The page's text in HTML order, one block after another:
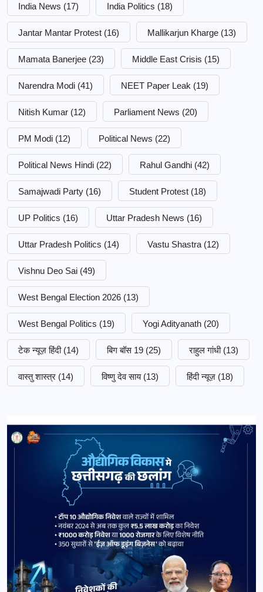
India News (17) India Politics (18)
Jantar Mantar Protest (16) Mallikarjun Kharge (13)
Mamata Banerjee (23) Middle East Crisis (15)
Narendra Modi (41) NEET Paper Leak (19)
Nitish Kumar (12) Parliament News (20)
PM Modi (12) Political News (22)
Political News Hindi (22) Rahul Gandhi (42)
Samajwadi Party (16) Student Protest (18)
UP Politics (16) Uttar Pradesh News (16)
Uttar Pradesh Politics (14) Vastu Shastra (12)
Vishnu Deo Sai (49)
West Bengal Election 2026 (13)
West Bengal Politics (19) Yogi Adityanath (20)
टेक न्यूज़ हिंदी (14) बिग बॉस 19 (25) राहुल गांधी (13)
वास्तु शास्त्र (14) विष्णु देव साय (13) हिंदी न्यूज़ (18)